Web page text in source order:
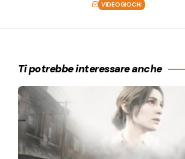
VIDEOGIOCHI
Ti potrebbe interessare anche